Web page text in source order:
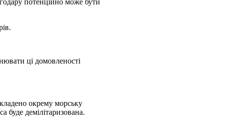
потенційно може бути
ці домовленості
окрему морську
буде демілітаризована.